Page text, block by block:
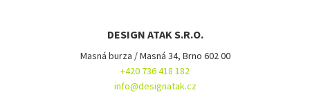
DESIGN ATAK S.R.O.
Masná burza / Masná 34, Brno 602 00
+420 736 418 182
info@designatak.cz